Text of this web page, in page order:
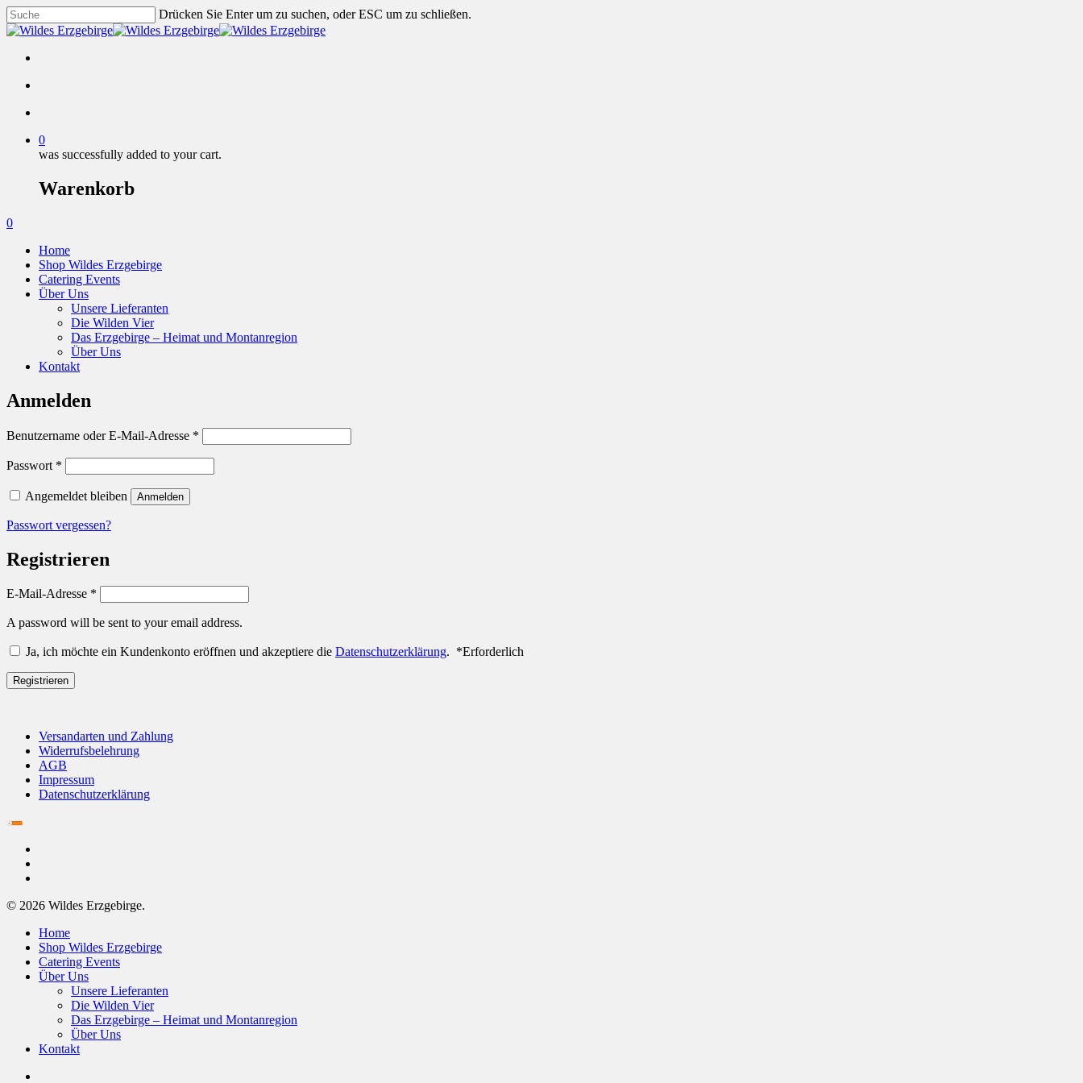
Drücken Sie Enter um zu suchen, oder ESC um zu schließen.
0
was successfully added to your cart.
Warenkorb
0
Home
Shop Wildes Erzgebirge
Catering Events
Über Uns
Unsere Lieferanten
Die Wilden Vier
Das Erzgebirge – Heimat und Montanregion
Über Uns
Kontakt
Anmelden
Benutzername oder E-Mail-Adresse *
Passwort *
Angemeldet bleiben Anmelden
Passwort vergessen?
Registrieren
E-Mail-Adresse *
A password will be sent to your email address.
Ja, ich möchte ein Kundenkonto eröffnen und akzeptiere die Datenschutzerklärung. *Erforderlich
Registrieren
Versandarten und Zahlung
Widerrufsbelehrung
AGB
Impressum
Datenschutzerklärung
© 2026 Wildes Erzgebirge.
Home
Shop Wildes Erzgebirge
Catering Events
Über Uns
Unsere Lieferanten
Die Wilden Vier
Das Erzgebirge – Heimat und Montanregion
Über Uns
Kontakt